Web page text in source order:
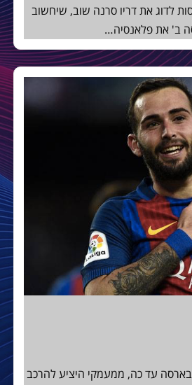
לדוג את דריו סרנה שוב, שיחשוב
ב' את פלאנסיה…
עד כה, ממעמקי היציע להרכב